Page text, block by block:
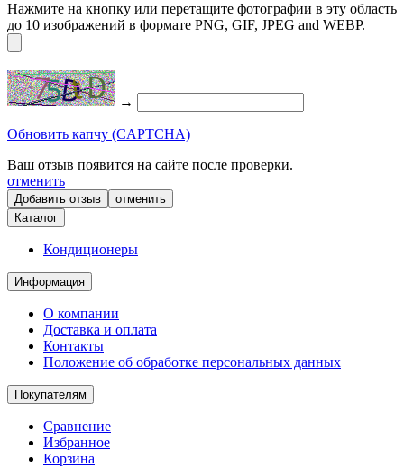
Нажмите на кнопку или перетащите фотографии в эту область
до 10 изображений в формате PNG, GIF, JPEG and WEBP.
→
Обновить капчу (CAPTCHA)
Ваш отзыв появится на сайте после проверки.
отменить
отменить
Каталог
Кондиционеры
Информация
О компании
Доставка и оплата
Контакты
Положение об обработке персональных данных
Покупателям
Сравнение
Избранное
Корзина